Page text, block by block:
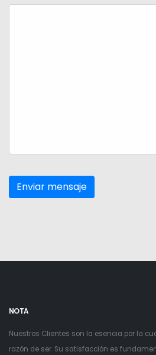
NOTA
Nuestros Clientes son la esencia por la
razón de ser. Su satisfacción es